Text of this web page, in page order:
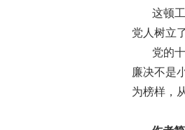
这顿工
党人树立
党的十
廉决不是
为榜样，